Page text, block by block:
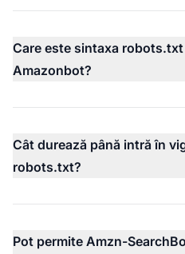
Care este sintaxa
Amazonbot?
Cât durează până intră în
robots.txt?
Pot permite Amzn-